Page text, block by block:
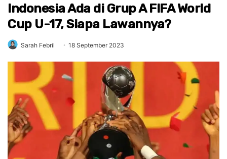
Indonesia Ada di Grup A FIFA World
Cup U-17, Siapa Lawannya?
Sarah Febril 18 September 2023